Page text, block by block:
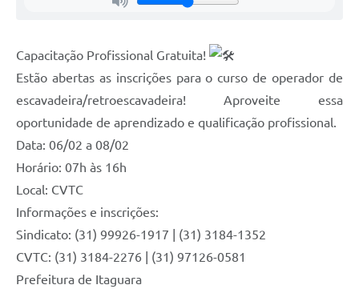
Capacitação Profissional Gratuita!
Estão abertas as inscrições para o curso de operador de
escavadeira/retroescavadeira! Aproveite essa
oportunidade de aprendizado e qualificação profissional.
Data: 06/02 a 08/02
Horário: 07h às 16h
Local: CVTC
Informações e inscrições:
Sindicato: (31) 99926-1917 | (31) 3184-1352
CVTC: (31) 3184-2276 | (31) 97126-0581
Prefeitura de Itaguara